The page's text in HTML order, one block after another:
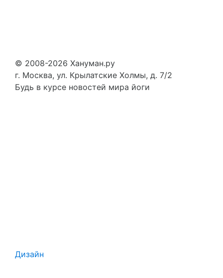
© 2008-2026 Хануман.ру
г. Москва, ул. Крылатские Холмы, д. 7/2
Будь в курсе новостей мира йоги
Дизайн